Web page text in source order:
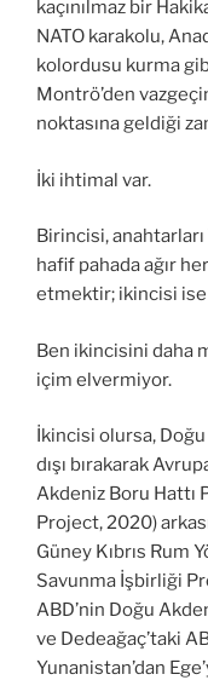
kaçınılmaz bir
NATO karakolu,
kolordusu kurma
Montrö’den
noktasına geldiği
İki ihtimal var.
Birincisi,
hafif pahada ağır
etmektir; ikincisi
Ben ikincisini daha
içim elvermiyor.
İkincisi olursa, Doğu
dışı bırakarak
Akdeniz Boru Hattı
Project, 2020)
Güney Kıbrıs Rum
Savunma İşbirliği
ABD’nin Doğu
ve Dedeağaç’taki
Yunanistan’dan